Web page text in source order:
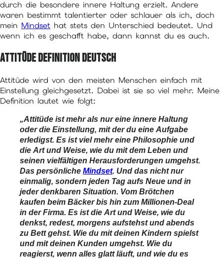
durch die besondere innere Haltung erzielt. Andere
waren bestimmt talentierter oder schlauer als ich, doch
mein Mindset hat stets den Unterschied bedeutet. Und
wenn ich es geschafft habe, dann kannst du es auch.
Attitüde Definition Deutsch
Attitüde wird von den meisten Menschen einfach mit
Einstellung gleichgesetzt. Dabei ist sie so viel mehr. Meine
Definition lautet wie folgt:
„Attitüde ist mehr als nur eine innere Haltung
oder die Einstellung, mit der du eine Aufgabe
erledigst. Es ist viel mehr eine Philosophie und
die Art und Weise, wie du mit dem Leben und
seinen vielfältigen Herausforderungen umgehst.
Das persönliche Mindset. Und das nicht nur
einmalig, sondern jeden Tag aufs Neue und in
jeder denkbaren Situation. Vom Brötchen
kaufen beim Bäcker bis hin zum Millionen-Deal
in der Firma. Es ist die Art und Weise, wie du
denkst, redest, morgens aufstehst und abends
zu Bett gehst. Wie du mit deinen Kindern spielst
und mit deinen Kunden umgehst. Wie du
reagierst, wenn alles glatt läuft, und wie du es